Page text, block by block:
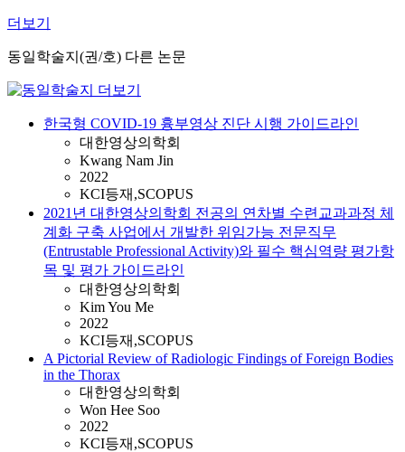
더보기
동일학술지(권/호) 다른 논문
한국형 COVID-19 흉부영상 진단 시행 가이드라인
대한영상의학회
Kwang Nam Jin
2022
KCI등재,SCOPUS
2021년 대한영상의학회 전공의 연차별 수련교과과정 체
계화 구축 사업에서 개발한 위임가능 전문직무
(Entrustable Professional Activity)와 필수 핵심역량 평가항
목 및 평가 가이드라인
대한영상의학회
Kim You Me
2022
KCI등재,SCOPUS
A Pictorial Review of Radiologic Findings of Foreign Bodies
in the Thorax
대한영상의학회
Won Hee Soo
2022
KCI등재,SCOPUS